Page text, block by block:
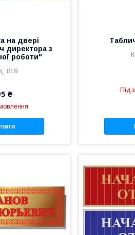
на двері
директора з
роботи"
819
₴ Під